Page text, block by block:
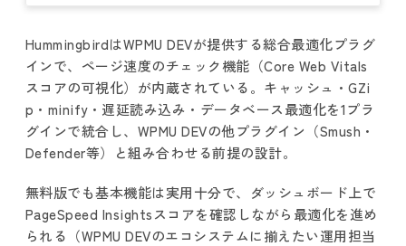
HummingbirdはWPMU DEVが提供する総合最適化プラグ
インで、ページ速度のチェック機能（Core Web Vitals
スコアの可視化）が内蔵されている。キャッシュ・GZi
p・minify・遅延読み込み・データベース最適化を1プラ
グインで統合し、WPMU DEVの他プラグイン（Smush・
Defender等）と組み合わせる前提の設計。
無料版でも基本機能は実用十分で、ダッシュボード上で
PageSpeed Insightsスコアを確認しながら最適化を進め
られる（WPMU DEVのエコシステムに揃えたい運用担当